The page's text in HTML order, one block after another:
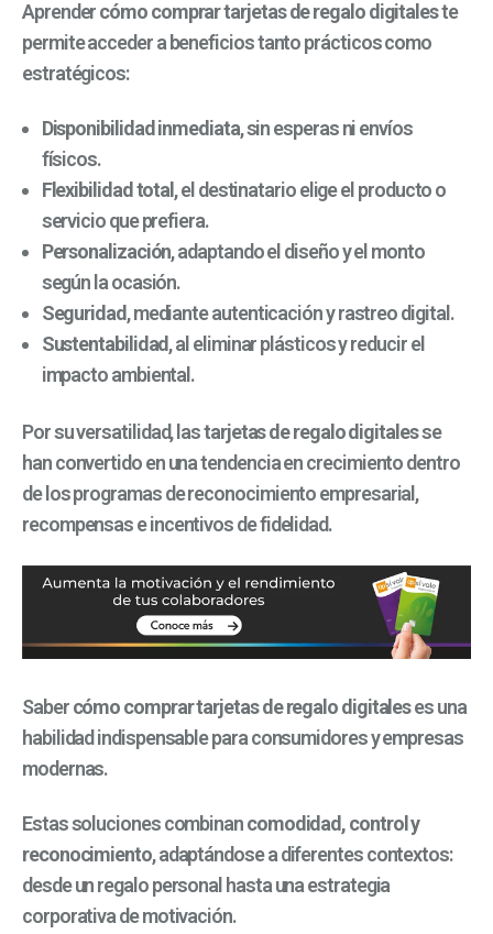
Aprendercómo comprar tarjetas de regalo digitaleste
permite acceder a beneficios tanto prácticos como
estratégicos:
Disponibilidad inmediata, sin esperas ni envíos
físicos.
Flexibilidad total, el destinatario elige el producto o
servicio que prefiera.
Personalización, adaptando el diseño y el monto
según la ocasión.
Seguridad, mediante autenticación y rastreo digital.
Sustentabilidad, al eliminar plásticos y reducir el
impacto ambiental.
Por su versatilidad, lastarjetas de regalo digitalesse
han convertido en una tendencia en crecimiento dentro
de los programas de reconocimiento empresarial,
recompensas e incentivos de fidelidad.
Sabercómo comprar tarjetas de regalo digitaleses una
habilidad indispensable para consumidores y empresas
modernas.
Estas soluciones combinancomodidad, control y
reconocimiento, adaptándose a diferentes contextos:
desde un regalo personal hasta una estrategia
corporativa de motivación.